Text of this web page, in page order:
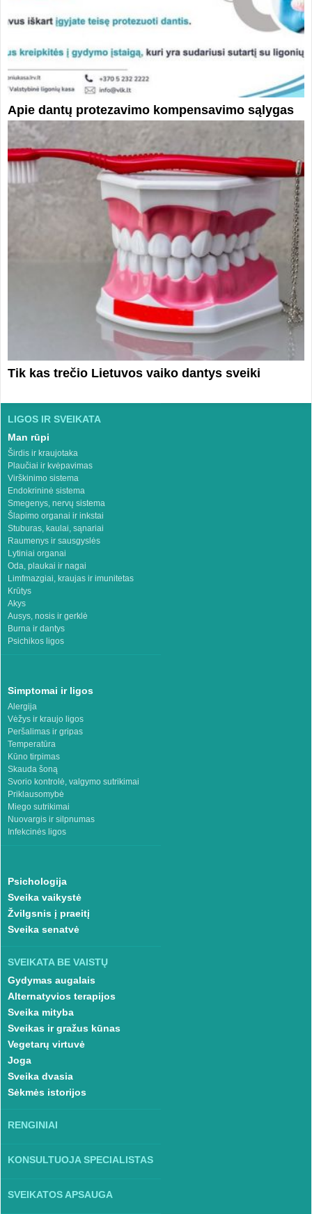
Apie dantų protezavimo kompensavimo sąlygas
Tik kas trečio Lietuvos vaiko dantys sveiki
LIGOS IR SVEIKATA
Man rūpi
Širdis ir kraujotaka
Plaučiai ir kvėpavimas
Virškinimo sistema
Endokrininė sistema
Smegenys, nervų sistema
Šlapimo organai ir inkstai
Stuburas, kaulai, sąnariai
Raumenys ir sausgyslės
Lytiniai organai
Oda, plaukai ir nagai
Limfmazgiai, kraujas ir imunitetas
Krūtys
Akys
Ausys, nosis ir gerklė
Burna ir dantys
Psichikos ligos
Simptomai ir ligos
Alergija
Vėžys ir kraujo ligos
Peršalimas ir gripas
Temperatūra
Kūno tirpimas
Skauda šoną
Svorio kontrolė, valgymo sutrikimai
Priklausomybė
Miego sutrikimai
Nuovargis ir silpnumas
Infekcinės ligos
Psichologija
Sveika vaikystė
Žvilgsnis į praeitį
Sveika senatvė
SVEIKATA BE VAISTŲ
Gydymas augalais
Alternatyvios terapijos
Sveika mityba
Sveikas ir gražus kūnas
Vegetarų virtuvė
Joga
Sveika dvasia
Sėkmės istorijos
RENGINIAI
KONSULTUOJA SPECIALISTAS
SVEIKATOS APSAUGA